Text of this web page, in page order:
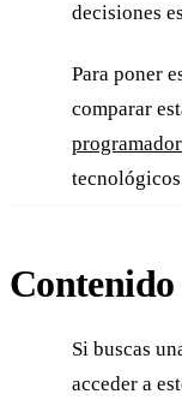
decisiones
Para poner
comparar
Si buscas
acceder a